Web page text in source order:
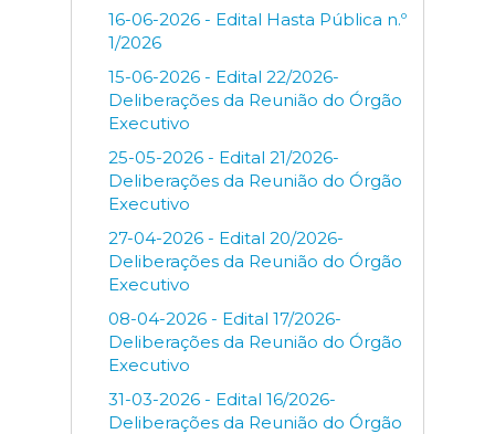
16-06-2026 - Edital Hasta Pública n.º
1/2026
15-06-2026 - Edital 22/2026-
Deliberações da Reunião do Órgão
Executivo
25-05-2026 - Edital 21/2026-
Deliberações da Reunião do Órgão
Executivo
27-04-2026 - Edital 20/2026-
Deliberações da Reunião do Órgão
Executivo
08-04-2026 - Edital 17/2026-
Deliberações da Reunião do Órgão
Executivo
31-03-2026 - Edital 16/2026-
Deliberações da Reunião do Órgão